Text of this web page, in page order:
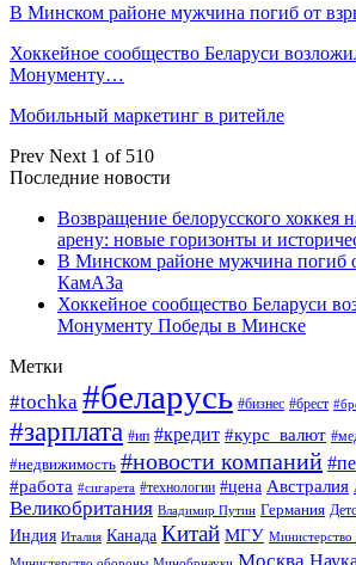
В Минском районе мужчина погиб от
Хоккейное сообщество Беларуси
Монументу…
Мобильный маркетинг в ритейле
Prev Next 1 of 510
Последние новости
Возвращение белорусского хоккея
арену: новые горизонты и
В Минском районе мужчина погиб
КамАЗа
Хоккейное сообщество Беларуси
Монументу Победы в Минске
Метки
#tochka #беларусь #бизнес #брест
#зарплата #ип #кредит #курс_валют
#недвижимость #новости компаний
#работа #сигарета #технологии #цена Австралия
Великобритания Владимир Путин Германия
Индия Италия Канада Китай МГУ Министерство
Наука